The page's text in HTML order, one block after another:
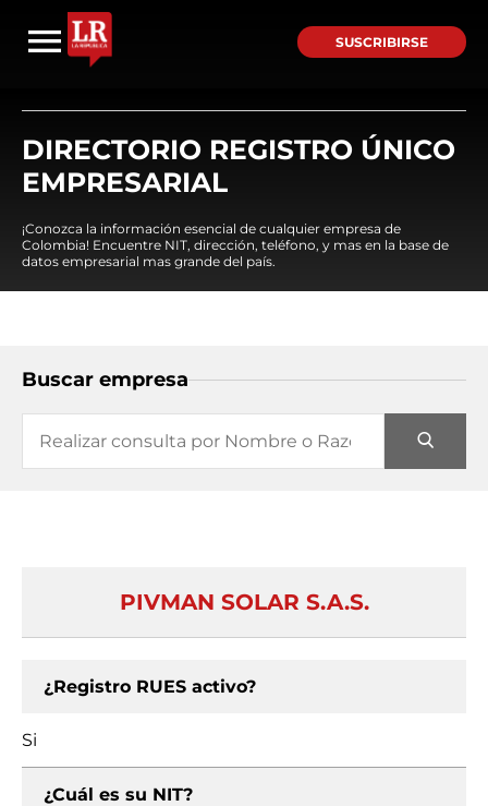
SUSCRIBIRSE
DIRECTORIO REGISTRO ÚNICO
EMPRESARIAL
¡Conozca la información esencial de cualquier empresa de
Colombia! Encuentre NIT, dirección, teléfono, y mas en la base de
datos empresarial mas grande del país.
Buscar empresa
PIVMAN SOLAR S.A.S.
¿Registro RUES activo?
Si
¿Cuál es su NIT?